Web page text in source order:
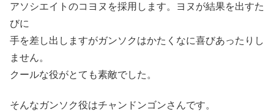
アソシエイトのコヨヌを採用します。ヨヌが結果を出すた
びに
手を差し出しますがガンソクはかたくなに喜びあったりし
ません。
クールな役がとても素敵でした。
そんなガンソク役はチャンドンゴンさんです。